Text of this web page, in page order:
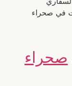
صحراء